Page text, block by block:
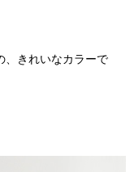
、きれいなカラーで